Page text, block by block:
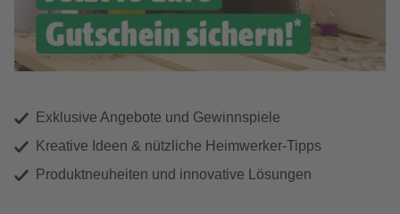
Exklusive Angebote und Gewinnspiele
Kreative Ideen & nützliche Heimwerker-Tipps
Produktneuheiten und innovative Lösungen